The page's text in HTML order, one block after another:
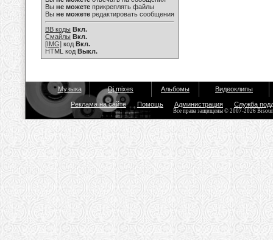
Вы не можете прикреплять файлы
Вы не можете редактировать сообщения
BB коды Вкл.
Смайлы Вкл.
[IMG] код Вкл.
HTML код Выкл.
Музыка Dj mixes Альбомы Видеоклипы
Реклама на сайте Помощь Администрация Служба
Все права защищены © 2007-2026